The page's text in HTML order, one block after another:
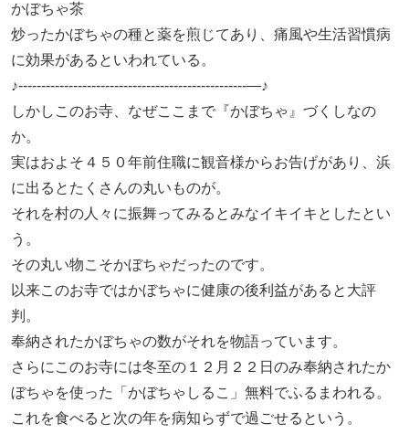
かぼちゃ茶
炒ったかぼちゃの種と薬を煎じてあり、痛風や生活習慣病
に効果があるといわれている。
♪--------------------------------------------------—♪
しかしこのお寺、なぜここまで『かぼちゃ』づくしなの
か。
実はおよそ４５０年前住職に観音様からお告げがあり、浜
に出るとたくさんの丸いものが。
それを村の人々に振舞ってみるとみなイキイキとしたとい
う。
その丸い物こそかぼちゃだったのです。
以来このお寺ではかぼちゃに健康の後利益があると大評
判。
奉納されたかぼちゃの数がそれを物語っています。
さらにこのお寺には冬至の１２月２２日のみ奉納されたか
ぼちゃを使った「かぼちゃしるこ」無料でふるまわれる。
これを食べると次の年を病知らずで過ごせるという。